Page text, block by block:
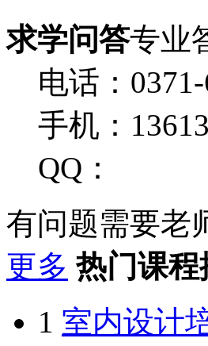
求学问答专业
电话：
手机：
QQ：
有问题需要老
更多 热门课程
1 室内设计